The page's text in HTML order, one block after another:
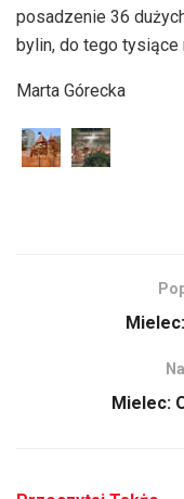
posadzenie 36
bylin, do tego tysiące
Marta Górecka
Mielec: